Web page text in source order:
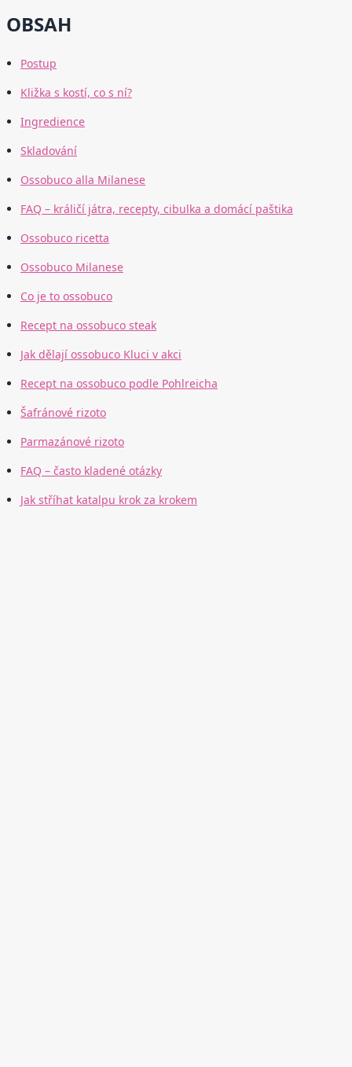
OBSAH
Postup
Kližka s kostí, co s ní?
Ingredience
Skladování
Ossobuco alla Milanese
FAQ – králičí játra, recepty, cibulka a domácí paštika
Ossobuco ricetta
Ossobuco Milanese
Co je to ossobuco
Recept na ossobuco steak
Jak dělají ossobuco Kluci v akci
Recept na ossobuco podle Pohlreicha
Šafránové rizoto
Parmazánové rizoto
FAQ – často kladené otázky
Jak stříhat katalpu krok za krokem